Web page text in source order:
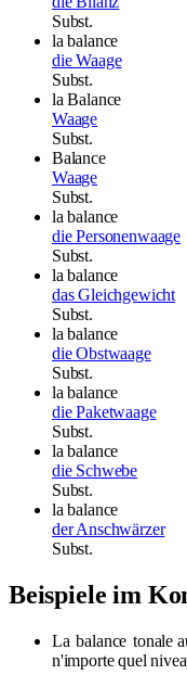
Subst.
la balance
die Waage
Subst.
la Balance
Waage
Subst.
Balance
Waage
Subst.
la balance
die Personenwaage
Subst.
la balance
das Gleichgewicht
Subst.
la balance
die Obstwaage
Subst.
la balance
die Paketwaage
Subst.
la balance
die Schwebe
Subst.
la balance
der Anschwärzer
Subst.
Beispiele im
La balance tonale
n'importe quel